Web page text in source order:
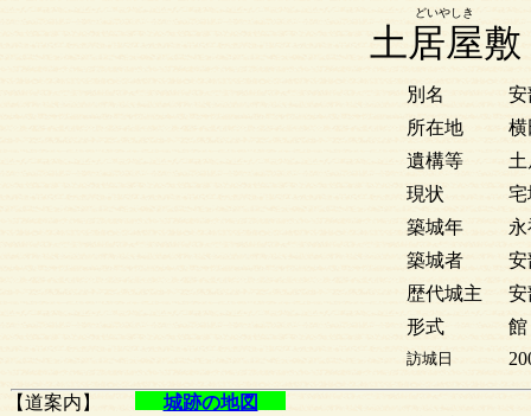
城跡の地図
土居屋敷
別名
安
所在地
横
遺構等
現状
宅
築城年
永
築城者
安
歴代城主
安
形式
館
訪城日
【道案内】
どいやしき